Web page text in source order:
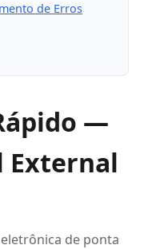
de Erros
—
External
de ponta